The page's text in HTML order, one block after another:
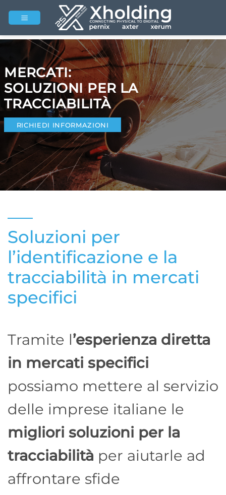
MERCATI:
SOLUZIONI PER LA
TRACCIABILITÀ
RICHIEDI INFORMAZIONI
Soluzioni per
l’identificazione e la
tracciabilità in mercati
specifici
Tramite l’esperienza diretta
in mercati specifici
possiamo mettere al servizio
delle imprese italiane le
migliori soluzioni per la
tracciabilità per aiutarle ad
affrontare sfide